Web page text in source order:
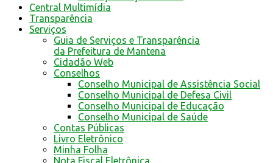
Central Multimídia
Transparência
Serviços
Guia de Serviços e Transparência
da Prefeitura de Mantena
Cidadão Web
Conselhos
Conselho Municipal de Assistência Social
Conselho Municipal de Defesa Civil
Conselho Municipal de Educação
Conselho Municipal de Saúde
Contas Públicas
Livro Eletrônico
Minha Folha
Nota Fiscal Eletrônica